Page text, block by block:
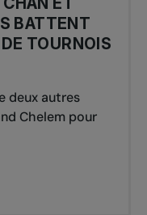
BATTENT
TOURNOIS
deux autres
Chelem pour